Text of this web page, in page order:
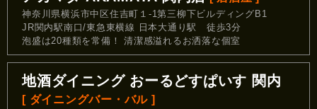
神奈川県横浜市中区住吉町１-1第三柳下ビルディングB1
JR関内駅南口/東急東横線 日本大通り駅 徒歩3分
泡盛は20種類を常備！ 清潔感溢れるお洒落な個室
地酒ダイニング おーるどすぱいす 関内
[ ダイニングバー・バル ]